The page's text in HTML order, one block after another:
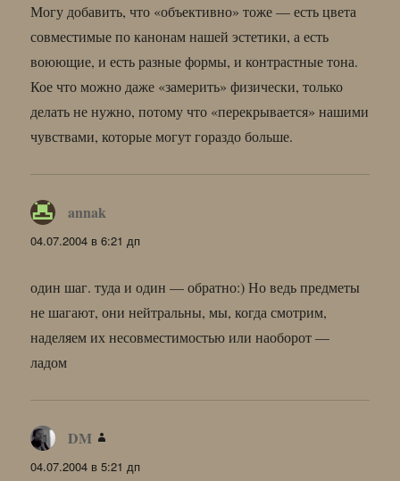
Могу добавить, что «объективно» тоже — есть цвета
совместимые по канонам нашей эстетики, а есть
воюющие, и есть разные формы, и контрастные тона.
Кое что можно даже «замерить» физически, только
делать не нужно, потому что «перекрывается» нашими
чувствами, которые могут гораздо больше.
annak
04.07.2004 в 6:21 дп
один шаг. туда и один — обратно:) Но ведь предметы
не шагают, они нейтральны, мы, когда смотрим,
наделяем их несовместимостью или наоборот —
ладом
DM
04.07.2004 в 5:21 дп